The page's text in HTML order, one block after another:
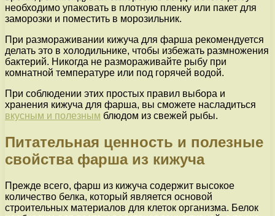
необходимо упаковать в плотную пленку или пакет для
заморозки и поместить в морозильник.
При размораживании кижуча для фарша рекомендуется
делать это в холодильнике, чтобы избежать размножения
бактерий. Никогда не размораживайте рыбу при
комнатной температуре или под горячей водой.
При соблюдении этих простых правил выбора и
хранения кижуча для фарша, вы сможете насладиться
вкусным и полезным блюдом из свежей рыбы.
Питательная ценность и полезные
свойства фарша из кижуча
Прежде всего, фарш из кижуча содержит высокое
количество белка, который является основой
строительных материалов для клеток организма. Белок